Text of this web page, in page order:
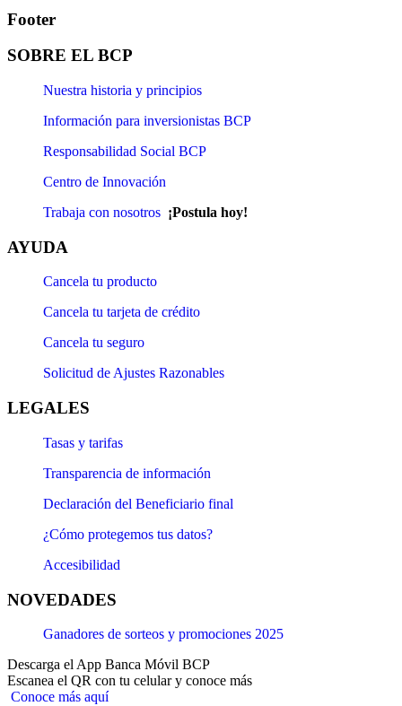
Footer
SOBRE EL BCP
Nuestra historia y principios
Información para inversionistas BCP
Responsabilidad Social BCP
Centro de Innovación
Trabaja con nosotros ¡Postula hoy!
AYUDA
Cancela tu producto
Cancela tu tarjeta de crédito
Cancela tu seguro
Solicitud de Ajustes Razonables
LEGALES
Tasas y tarifas
Transparencia de información
Declaración del Beneficiario final
¿Cómo protegemos tus datos?
Accesibilidad
NOVEDADES
Ganadores de sorteos y promociones 2025
Descarga el App Banca Móvil BCP
Escanea el QR con tu celular y conoce más
Conoce más aquí